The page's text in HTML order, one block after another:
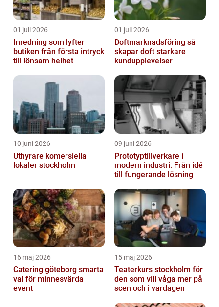
01 juli 2026
Inredning som lyfter
butiken från första intryck
till lönsam helhet
01 juli 2026
Doftmarknadsföring så
skapar doft starkare
kundupplevelser
10 juni 2026
Uthyrare komersiella
lokaler stockholm
09 juni 2026
Prototyptillverkare i
modern industri: Från idé
till fungerande lösning
16 maj 2026
Catering göteborg smarta
val för minnesvärda
event
15 maj 2026
Teaterkurs stockholm för
den som vill våga mer på
scen och i vardagen